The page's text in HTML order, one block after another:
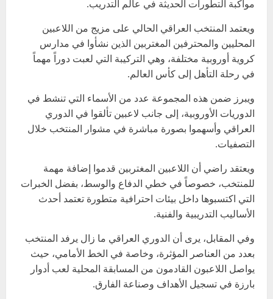
مواكبة التطورات الحديثة في عالم التدريب.
ويعتمد المنتخب العراقي الحالي على مزيج من اللاعبين
المحليين والمحترفين المغتربين الذين نشأوا في مدارس
كروية أوروبية مختلفة، وهي التركيبة التي لعبت دوراً مهماً
في رحلة التأهل إلى كأس العالم.
ويبرز ضمن هذه المجموعة عدد من الأسماء التي تنشط في
الدوريات الأوروبية، إلى جانب لاعبين تألقوا في الدوري
العراقي وأسهموا بصورة مباشرة في مشوار المنتخب خلال
التصفيات.
ويعتقد راضي أن اللاعبين المغتربين قدموا إضافة مهمة
للمنتخب، خصوصاً في خطي الدفاع والوسط، بفضل الخبرات
التي اكتسبوها داخل بيئات احترافية متطورة تعتمد أحدث
الأساليب التدريبية والفنية.
وفي المقابل، يرى أن الدوري العراقي ما زال يرفد المنتخب
بعدد من العناصر المؤثرة، وخاصة في الخط الأمامي، حيث
يواصل اللاعبون القادمون من المسابقة المحلية لعب أدوار
بارزة في تسجيل الأهداف وصناعة الفارق.